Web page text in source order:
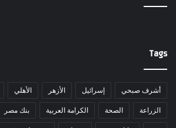
Tags
أشرف صبحي إسرائيل الأزهر الأهلي
الزراعة الصحة الكرامة العربية بنك مصر